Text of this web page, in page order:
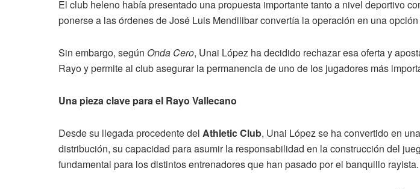
El club heleno había presentado una propuesta importante tanto a nivel deportivo
ponerse a las órdenes de José Luis Mendilibar convertía la operación en una
Sin embargo, según Onda Cero, Unai López ha decidido rechazar esa oferta y
Rayo y permite al club asegurar la permanencia de uno de los jugadores más
Una pieza clave para el Rayo Vallecano
Desde su llegada procedente del Athletic Club, Unai López se ha convertido en
distribución, su capacidad para asumir la responsabilidad en la construcción del
fundamental para los distintos entrenadores que han pasado por el banquillo rayista.